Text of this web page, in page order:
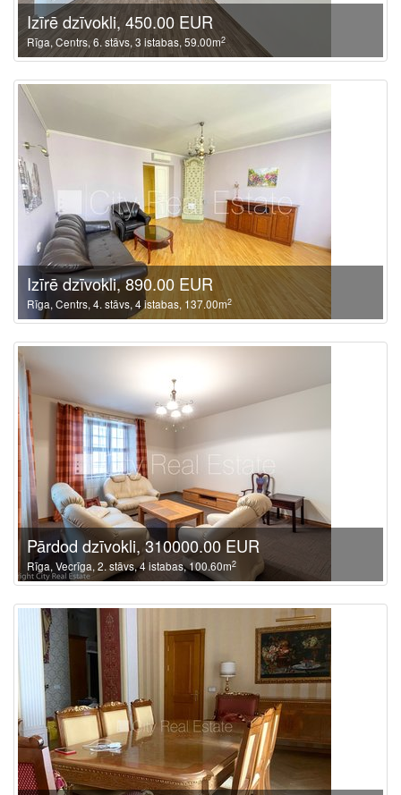
Izīrē dzīvokli, 450.00 EUR
Rīga, Centrs, 6. stāvs, 3 istabas, 59.00m2
Izīrē dzīvokli, 890.00 EUR
Rīga, Centrs, 4. stāvs, 4 istabas, 137.00m2
Pārdod dzīvokli, 310000.00 EUR
Rīga, Vecrīga, 2. stāvs, 4 istabas, 100.60m2